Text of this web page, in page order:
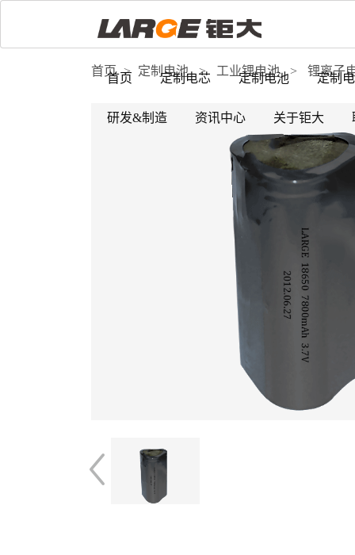
首页 定制电芯 定制电池 定制
研发&制造 资讯中心 关于钜大
首页 > 定制电池 > 工业锂电池 > 锂离子